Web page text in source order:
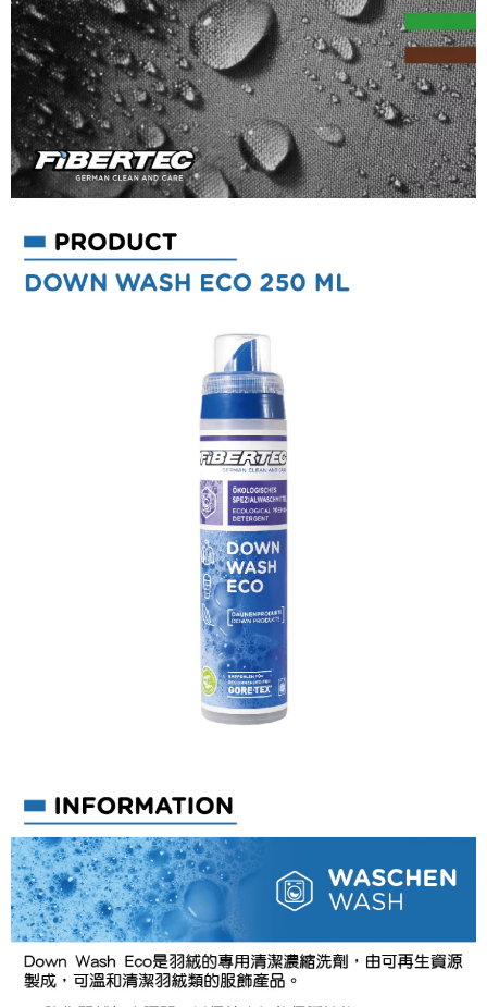
付款後7-11取貨
每筆NT$60，滿NT$490(含以上)免運費
宅配
每筆NT$80，滿NT$490(含以上)免運費
離島宅配
每筆NT$80，滿NT$490(含以上)免運費
免運費